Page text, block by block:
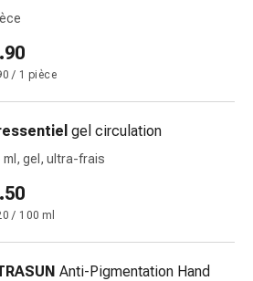
/ 1 pièce
gel circulation
ml, gel, ultra-frais
/ 100 ml
Anti-Pigmentation Hand